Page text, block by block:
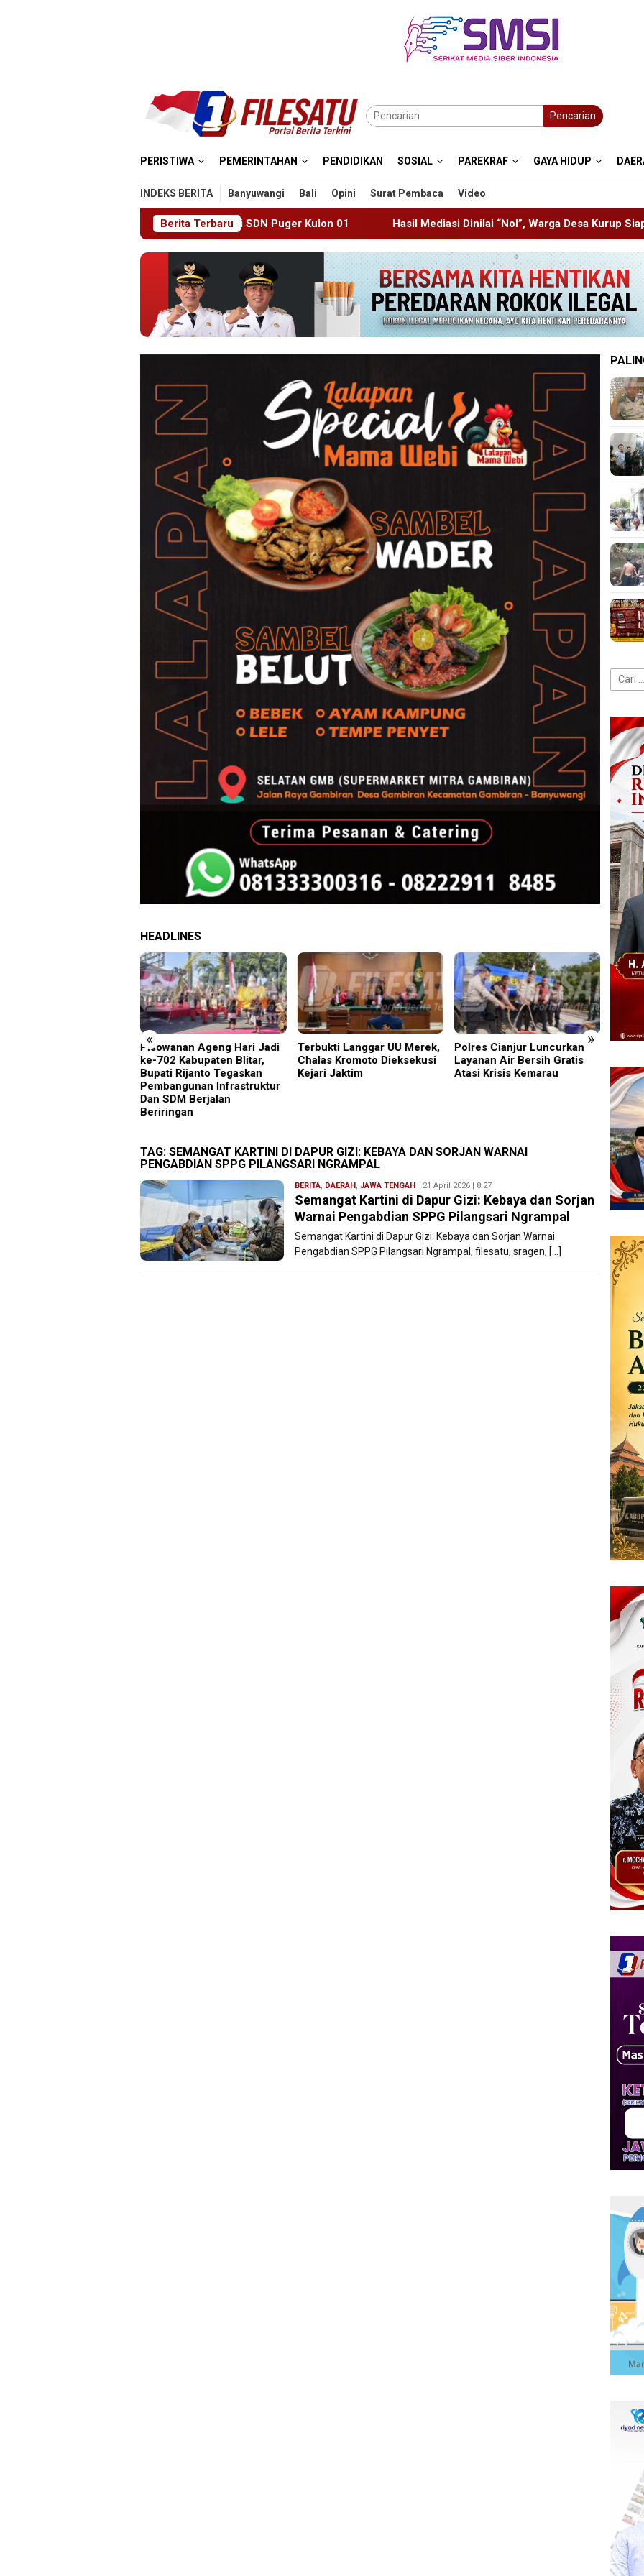
Pencarian
PERISTIWA PEMERINTAHAN PENDIDIKAN SOSIAL PAREKRAF GAYA HIDUP
INDEKS BERITA Banyuwangi Bali Opini Surat Pembaca Video
Berita Terbaru
Pengetahuan di SDN Puger Kulon 01 Hasil Mediasi Dinilai “Nol”, Warga Desa Kurup Siap Gelar Aksi ke PT KIT
HEADLINES
« »
Pisowanan Ageng Hari Jadi
ke-702 Kabupaten Blitar,
Bupati Rijanto Tegaskan
Pembangunan Infrastruktur
Dan SDM Berjalan
Beriringan
Terbukti Langgar UU Merek,
Chalas Kromoto Dieksekusi
Kejari Jaktim
Polres Cianjur Luncurkan
Layanan Air Bersih Gratis
Atasi Krisis Kemarau
Kulon
TAG: SEMANGAT KARTINI DI DAPUR GIZI: KEBAYA DAN SORJAN WARNAI
PENGABDIAN SPPG PILANGSARI NGRAMPAL
BERITA, DAERAH , JAWA TENGAH
Redaksi
Filesatu
21 April 2026 | 8:27
Semangat Kartini di Dapur Gizi: Kebaya dan Sorjan
Warnai Pengabdian SPPG Pilangsari Ngrampal
Semangat Kartini di Dapur Gizi: Kebaya dan Sorjan Warnai
Pengabdian SPPG Pilangsari Ngrampal, filesatu, sragen, […]
Cari
untuk: